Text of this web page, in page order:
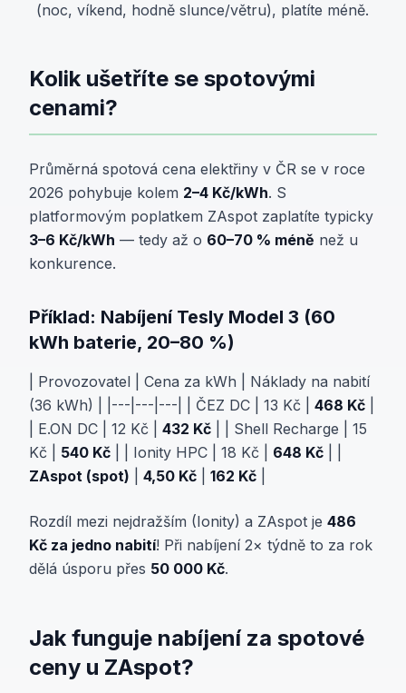
(noc, víkend, hodně slunce/větru), platíte méně.
Kolik ušetříte se spotovými
cenami?
Průměrná spotová cena elektřiny v ČR se v roce
2026 pohybuje kolem 2–4 Kč/kWh. S
platformovým poplatkem ZAspot zaplatíte typicky
3–6 Kč/kWh — tedy až o 60–70 % méně než u
konkurence.
Příklad: Nabíjení Tesly Model 3 (60
kWh baterie, 20–80 %)
| Provozovatel | Cena za kWh | Náklady na nabití
(36 kWh) | |---|---|---| | ČEZ DC | 13 Kč | 468 Kč
| E.ON DC | 12 Kč | 432 Kč | | Shell Recharge | 15
Kč | 540 Kč | | Ionity HPC | 18 Kč | 648 Kč
ZAspot (spot)
4,50 Kč 162 Kč
Rozdíl mezi nejdražším (Ionity) a ZAspot je 486
Kč za jedno nabití! Při nabíjení 2× týdně to za rok
dělá úsporu přes 50 000 Kč.
Jak funguje nabíjení za spotové
ceny u ZAspot?